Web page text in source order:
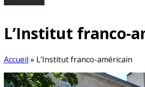
L’Institut franco-
Accueil » L’Institut franco-américain